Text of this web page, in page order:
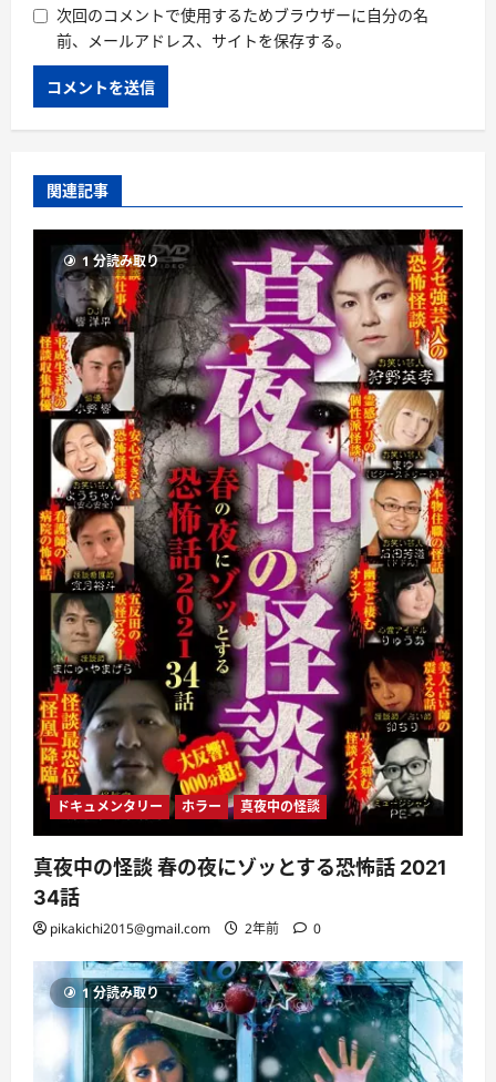
次回のコメントで使用するためブラウザーに自分の名
前、メールアドレス、サイトを保存する。
関連記事
1 分読み取り
ドキュメンタリー ホラー 真夜中の怪談
真夜中の怪談 春の夜にゾッとする恐怖話 2021
34話
pikakichi2015@gmail.com 2年前 0
1 分読み取り